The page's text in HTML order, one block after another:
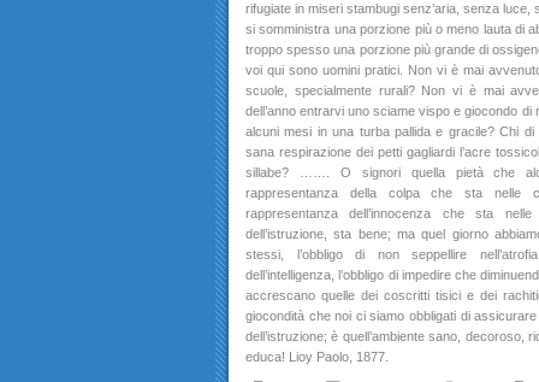
rifugiate in miseri stambugi senz’aria, senza luce,
si somministra una porzione più o meno lauta di
troppo spesso una porzione più grande di
voi qui sono uomini pratici. Non vi è mai
scuole, specialmente rurali? Non vi è mai
dell’anno entrarvi uno sciame vispo e giocondo
alcuni mesi in una turba pallida e gracile? Chi
sana respirazione dei petti gagliardi l’acre
sillabe? ……. O signori quella pietà che
rappresentanza della colpa che sta nelle
rappresentanza dell’innocenza che sta
dell’istruzione, sta bene; ma quel giorno
stessi, l’obbligo di non seppellire
dell’intelligenza, l’obbligo di impedire che
accrescano quelle dei coscritti tisici e dei
giocondità che noi ci siamo obbligati di
dell’istruzione; è quell’ambiente sano, decoroso,
educa! Lioy Paolo, 1877.